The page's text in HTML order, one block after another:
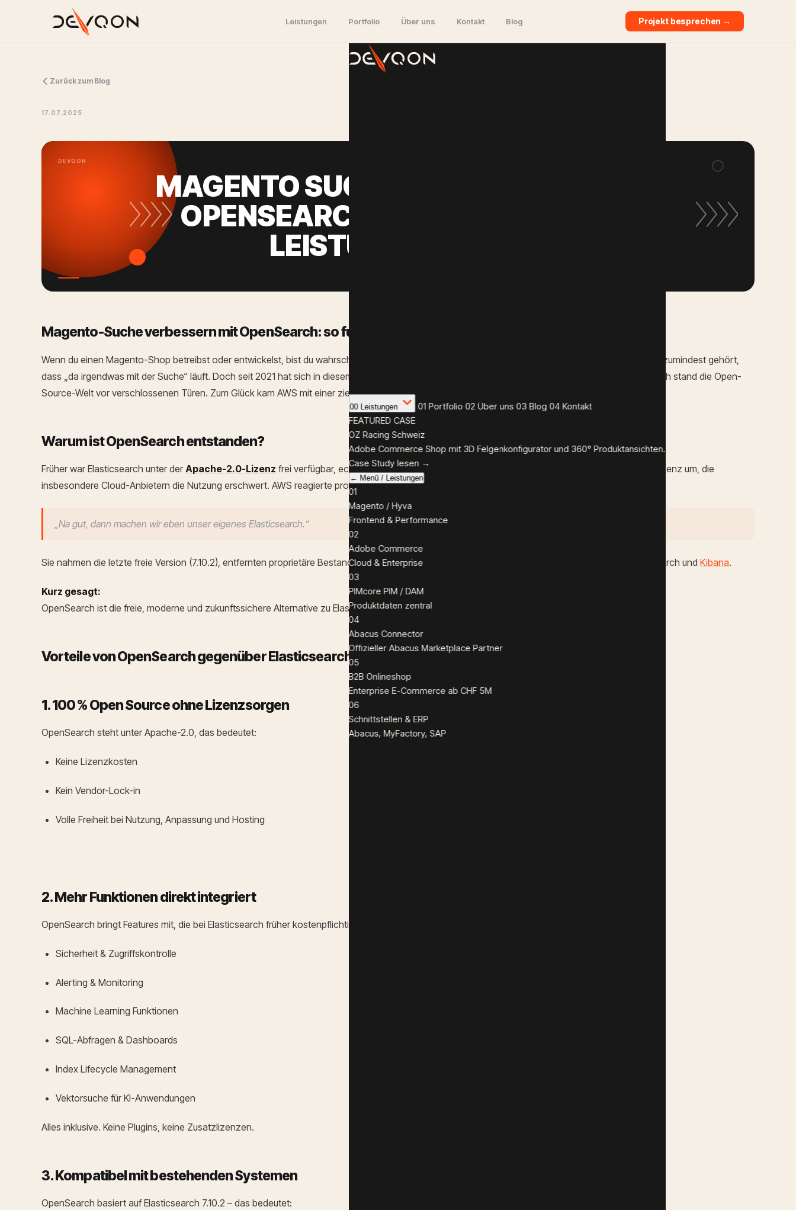
Leistungen Portfolio Über uns Kontakt Blog Projekt besprechen →
00 Leistungen 01 Portfolio 02 Über uns 03 Blog 04 Kontakt
FEATURED CASE
OZ Racing Schweiz
Adobe Commerce Shop mit 3D Felgenkonfigurator und 360° Produktansichten.
Case Study lesen →
← Menü / Leistungen
01
Magento / Hyva
Frontend & Performance
02
Adobe Commerce
Cloud & Enterprise
03
PIMcore PIM / DAM
Produktdaten zentral
04
Abacus Connector
Offizieller Abacus Marketplace Partner
05
B2B Onlineshop
Enterprise E-Commerce ab CHF 5M
06
Schnittstellen & ERP
Abacus, MyFactory, SAP
Zurück zum Blog
17.07.2025
DEVQON
MAGENTO SUCHE OPTIMIEREN MIT
OPENSEARCH: LIZENZFREI UND
LEISTUNGSSTARK
Magento-Suche verbessern mit OpenSearch: so funktioniert's:
Wenn du einen Magento-Shop betreibst oder entwickelst, bist du wahrscheinlich schon mal mit
in Berührung gekommen. Oder du hast zumindest gehört,
dass „da irgendwas mit der Suche“ läuft. Doch seit 2021 hat sich in diesem Bereich einiges getan, denn Elastic hat seine Lizenz geändert, und plötzlich stand die Open-
Source-Welt vor verschlossenen Türen. Zum Glück kam AWS mit einer ziemlich starken Reaktion um die Ecke:
Warum ist OpenSearch entstanden?
Früher war Elasticsearch unter der Apache-2.0-Lizenz frei verfügbar, echte Open Source. Anfang 2021 stellte Elastic jedoch auf eine restriktivere Lizenz um, die
insbesondere Cloud-Anbietern die Nutzung erschwert. AWS reagierte prompt:
„Na gut, dann machen wir eben unser eigenes Elasticsearch.“
Sie nahmen die letzte freie Version (7.10.2), entfernten proprietäre Bestandteile, und so entstand , ein Open-Source-Fork von Elasticsearch und Kibana.
Kurz gesagt:
OpenSearch ist die freie, moderne und zukunftssichere Alternative zu Elasticsearch.
Vorteile von OpenSearch gegenüber Elasticsearch
1. 100 % Open Source ohne Lizenzsorgen
OpenSearch steht unter Apache-2.0, das bedeutet:
Keine Lizenzkosten
Kein Vendor-Lock-in
Volle Freiheit bei Nutzung, Anpassung und Hosting
2. Mehr Funktionen direkt integriert
OpenSearch bringt Features mit, die bei Elasticsearch früher kostenpflichtig waren:
Sicherheit & Zugriffskontrolle
Alerting & Monitoring
Machine Learning Funktionen
SQL-Abfragen & Dashboards
Index Lifecycle Management
Vektorsuche für KI-Anwendungen
Alles inklusive. Keine Plugins, keine Zusatzlizenzen.
3. Kompatibel mit bestehenden Systemen
OpenSearch basiert auf Elasticsearch 7.10.2 – das bedeutet: